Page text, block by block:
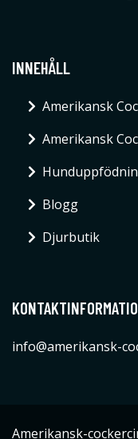
INNEHÅLL
Amerikansk
Amerikansk
Blogg
Djurbutik
info@amerikansk-
Amerikansk-